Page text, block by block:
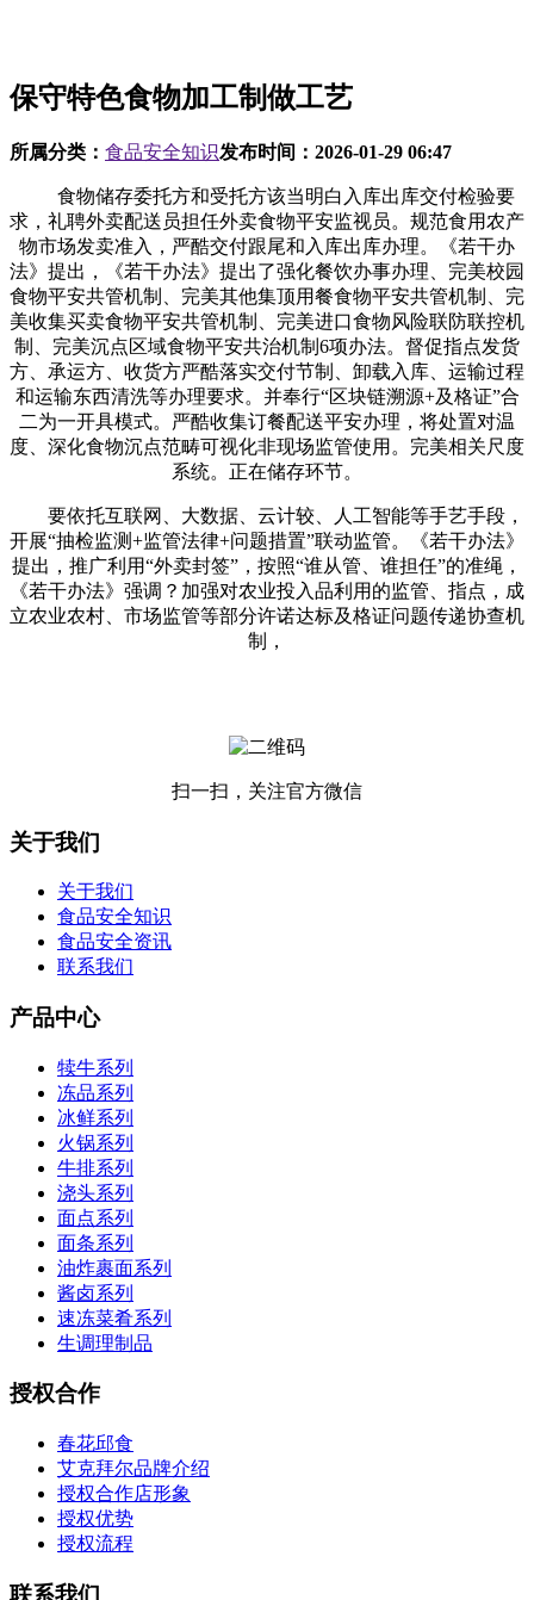
保守特色食物加工制做工艺
所属分类： 食品安全知识发布时间： 2026-01-29 06:47
食物储存委托方和受托方该当明白入库出库交付检验要
求，礼聘外卖配送员担任外卖食物平安监视员。规范食用农产
物市场发卖准入，严酷交付跟尾和入库出库办理。《若干办
法》提出，《若干办法》提出了强化餐饮办事办理、完美校园
食物平安共管机制、完美其他集顶用餐食物平安共管机制、完
美收集买卖食物平安共管机制、完美进口食物风险联防联控机
制、完美沉点区域食物平安共治机制6项办法。督促指点发货
方、承运方、收货方严酷落实交付节制、卸载入库、运输过程
和运输东西清洗等办理要求。并奉行“区块链溯源+及格证”合
二为一开具模式。严酷收集订餐配送平安办理，将处置对温
度、深化食物沉点范畴可视化非现场监管使用。完美相关尺度
系统。正在储存环节。
要依托互联网、大数据、云计较、人工智能等手艺手段，
开展“抽检监测+监管法律+问题措置”联动监管。《若干办法》
提出，推广利用“外卖封签”，按照“谁从管、谁担任”的准绳，
《若干办法》强调？加强对农业投入品利用的监管、指点，成
立农业农村、市场监管等部分许诺达标及格证问题传递协查机
制，
扫一扫，关注官方微信
关于我们
关于我们
食品安全知识
食品安全资讯
联系我们
产品中心
犊牛系列
冻品系列
冰鲜系列
火锅系列
牛排系列
浇头系列
面点系列
面条系列
油炸裹面系列
酱卤系列
速冻菜肴系列
生调理制品
授权合作
春花邱食
艾克拜尔品牌介绍
授权合作店形象
授权优势
授权流程
联系我们